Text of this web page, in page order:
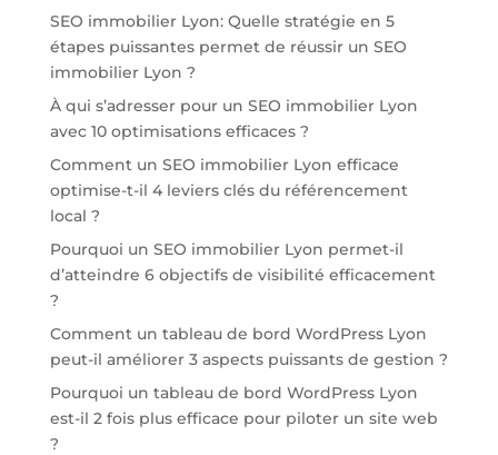
SEO immobilier Lyon: Quelle stratégie en 5
étapes puissantes permet de réussir un SEO
immobilier Lyon ?
À qui s’adresser pour un SEO immobilier Lyon
avec 10 optimisations efficaces ?
Comment un SEO immobilier Lyon efficace
optimise-t-il 4 leviers clés du référencement
local ?
Pourquoi un SEO immobilier Lyon permet-il
d’atteindre 6 objectifs de visibilité efficacement
?
Comment un tableau de bord WordPress Lyon
peut-il améliorer 3 aspects puissants de gestion ?
Pourquoi un tableau de bord WordPress Lyon
est-il 2 fois plus efficace pour piloter un site web
?